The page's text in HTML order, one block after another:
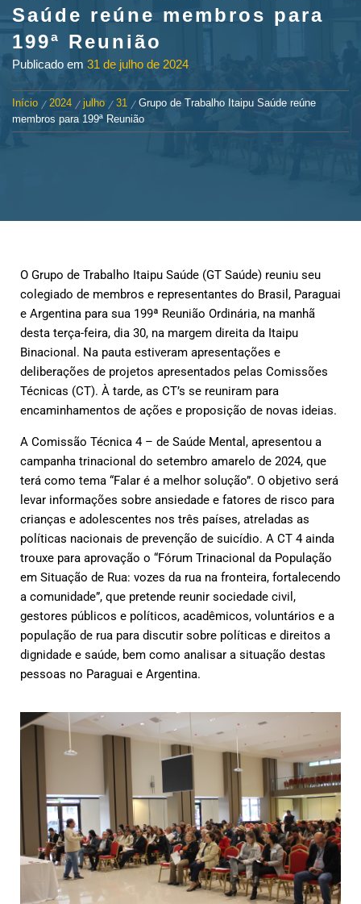
Saúde reúne membros para
199ª Reunião
Publicado em 31 de julho de 2024
Início 2024 julho 31
Grupo de Trabalho Itaipu Saúde reúne
membros para 199ª Reunião
O Grupo de Trabalho Itaipu Saúde (GT Saúde) reuniu seu
colegiado de membros e representantes do Brasil, Paraguai
e Argentina para sua 199ª Reunião Ordinária, na manhã
desta terça-feira, dia 30, na margem direita da Itaipu
Binacional. Na pauta estiveram apresentações e
deliberações de projetos apresentados pelas Comissões
Técnicas (CT). À tarde, as CT’s se reuniram para
encaminhamentos de ações e proposição de novas ideias.
A Comissão Técnica 4 – de Saúde Mental, apresentou a
campanha trinacional do setembro amarelo de 2024, que
terá como tema “Falar é a melhor solução”. O objetivo será
levar informações sobre ansiedade e fatores de risco para
crianças e adolescentes nos três países, atreladas as
políticas nacionais de prevenção de suicídio. A CT 4 ainda
trouxe para aprovação o “Fórum Trinacional da População
em Situação de Rua: vozes da rua na fronteira, fortalecendo
a comunidade”, que pretende reunir sociedade civil,
gestores públicos e políticos, acadêmicos, voluntários e a
população de rua para discutir sobre políticas e direitos a
dignidade e saúde, bem como analisar a situação destas
pessoas no Paraguai e Argentina.